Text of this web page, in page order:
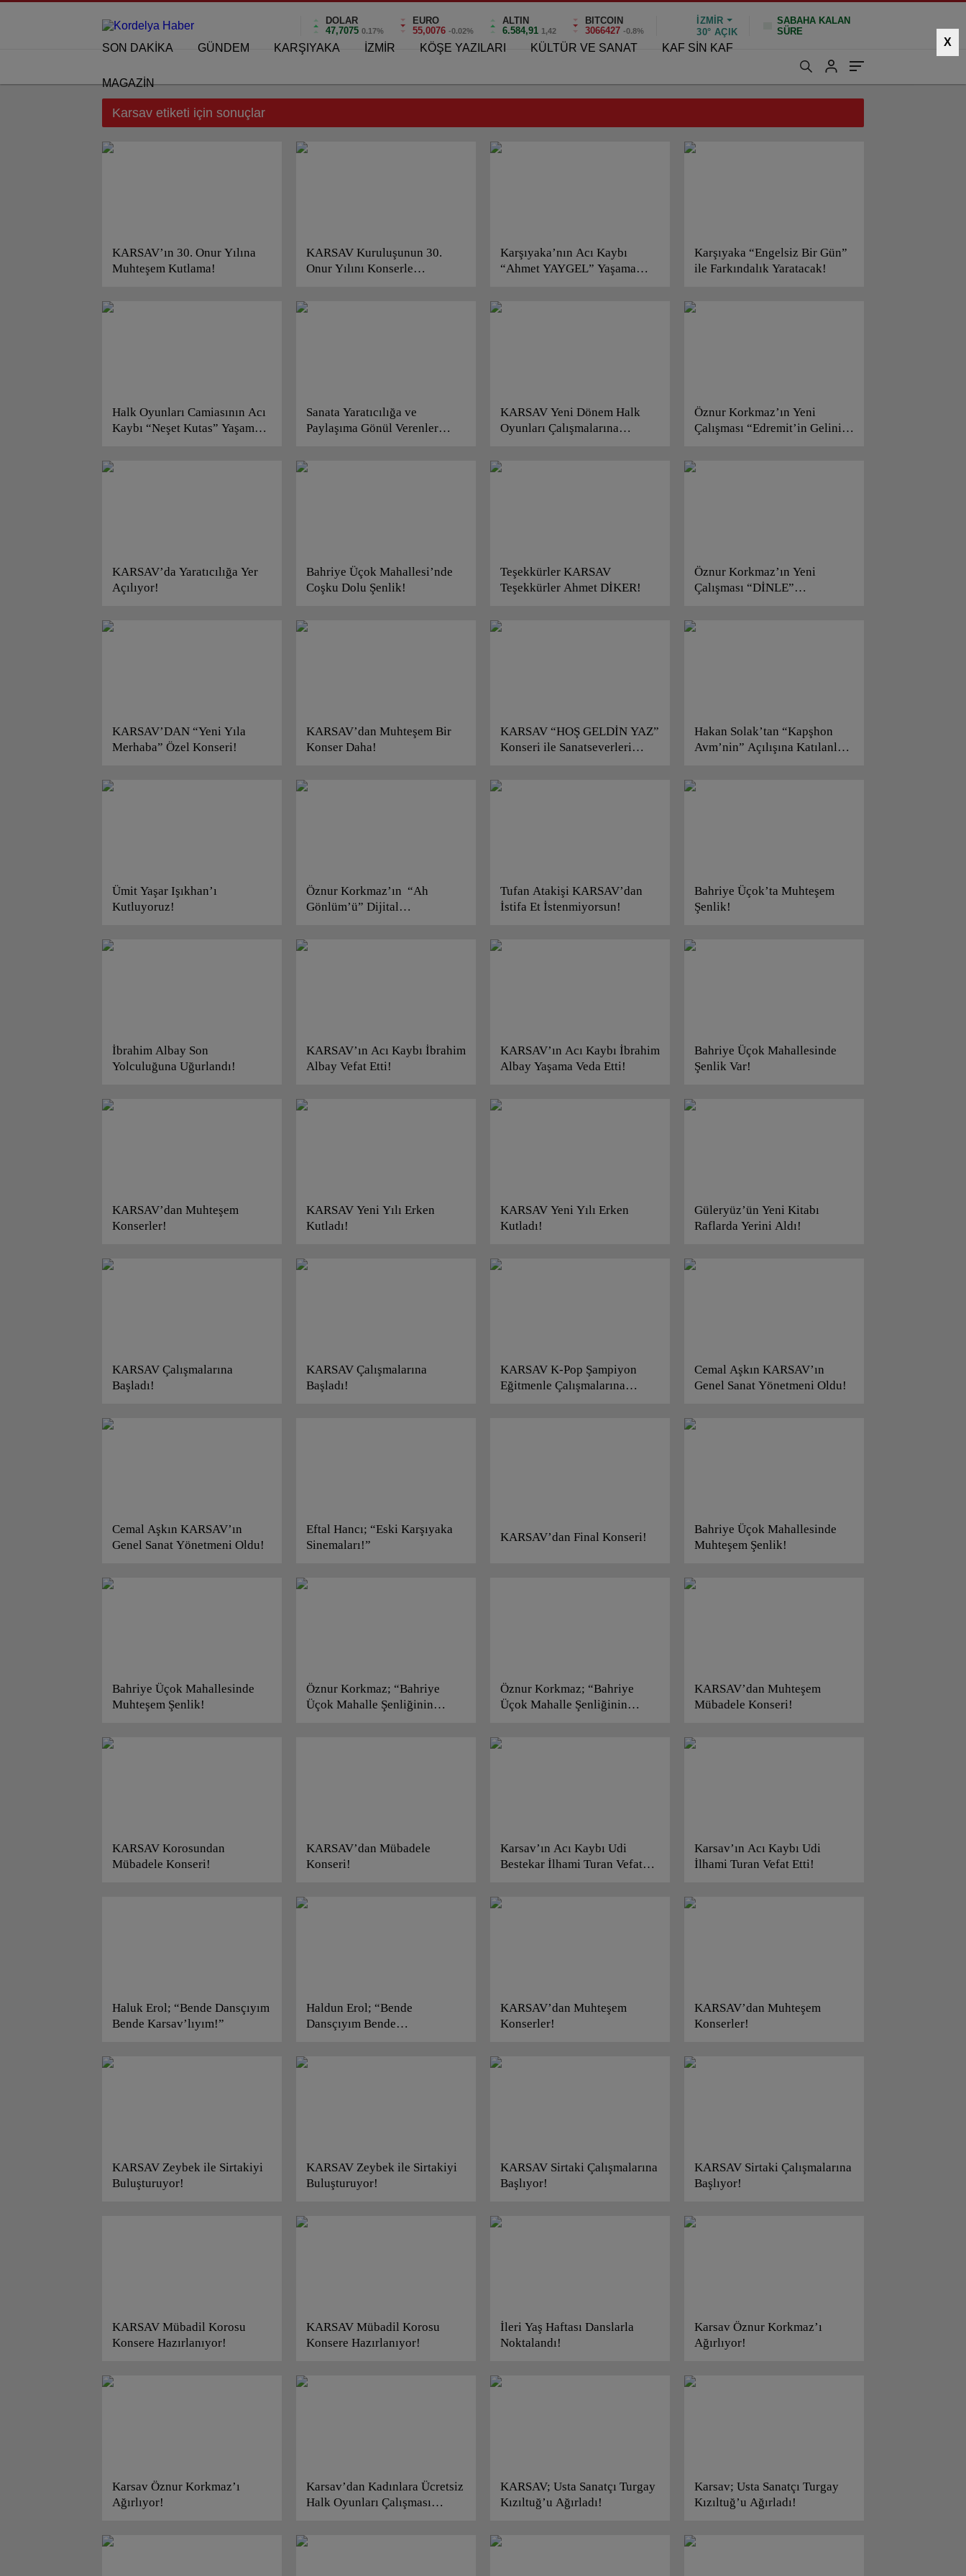
DOLAR
47,7075 0.17%
EURO
55,0076 -0.02%
ALTIN
6.584,91 1,42
BITCOIN
3066427 -0.8%
İZMIR
30° AÇIK
SABAHA KALAN
SÜRE
SON DAKİKA GÜNDEM KARŞIYAKA İZMİR KÖŞE YAZILARI KÜLTÜR VE SANAT KAF SİN KAF
MAGAZİN
X
Karsav etiketi için sonuçlar
KARSAV’ın 30. Onur Yılına
Muhteşem Kutlama!
KARSAV Kuruluşunun 30.
Onur Yılını Konserle
Karşıyaka’nın Acı Kaybı
“Ahmet YAYGEL” Yaşama
Karşıyaka “Engelsiz Bir Gün”
ile Farkındalık Yaratacak!
Halk Oyunları Camiasının Acı
Kaybı “Neşet Kutas” Yaşama
Sanata Yaratıcılığa ve
Paylaşıma Gönül Verenler
KARSAV Yeni Dönem Halk
Oyunları Çalışmalarına
Öznur Korkmaz’ın Yeni
Çalışması “Edremit’in Gelini”
KARSAV’da Yaratıcılığa Yer
Açılıyor!
Bahriye Üçok Mahallesi’nde
Coşku Dolu Şenlik!
Teşekkürler KARSAV
Teşekkürler Ahmet DİKER!
Öznur Korkmaz’ın Yeni
Çalışması “DİNLE”
KARSAV’DAN “Yeni Yıla
Merhaba” Özel Konseri!
KARSAV’dan Muhteşem Bir
Konser Daha!
KARSAV “HOŞ GELDİN YAZ”
Konseri ile Sanatseverleri
Hakan Solak’tan “Kapşhon
Avm’nin” Açılışına Katılanlara
Ümit Yaşar Işıkhan’ı
Kutluyoruz!
Öznur Korkmaz’ın “Ah
Gönlüm’ü” Dijital
Başladı!
Tufan Atakişi KARSAV’dan
İstifa Et İstenmiyorsun!
Bahriye Üçok’ta Muhteşem
Şenlik!
İbrahim Albay Son
Yolculuğuna Uğurlandı!
KARSAV’ın Acı Kaybı İbrahim
Albay Vefat Etti!
KARSAV’ın Acı Kaybı İbrahim
Albay Yaşama Veda Etti!
Bahriye Üçok Mahallesinde
Şenlik Var!
KARSAV’dan Muhteşem
Konserler!
KARSAV Yeni Yılı Erken
Kutladı!
KARSAV Yeni Yılı Erken
Kutladı!
Güleryüz’ün Yeni Kitabı
Raflarda Yerini Aldı!
KARSAV Çalışmalarına
Başladı!
KARSAV Çalışmalarına
Başladı!
KARSAV K-Pop Şampiyon
Eğitmenle Çalışmalarına
Cemal Aşkın KARSAV’ın
Genel Sanat Yönetmeni Oldu!
Cemal Aşkın KARSAV’ın
Genel Sanat Yönetmeni Oldu!
Eftal Hancı; “Eski Karşıyaka
Sinemaları!”
KARSAV’dan Final Konseri!
Bahriye Üçok Mahallesinde
Muhteşem Şenlik!
Bahriye Üçok Mahallesinde
Muhteşem Şenlik!
Öznur Korkmaz; “Bahriye
Üçok Mahalle Şenliğinin
Öznur Korkmaz; “Bahriye
Üçok Mahalle Şenliğinin
KARSAV’dan Muhteşem
Mübadele Konseri!
KARSAV Korosundan
Mübadele Konseri!
KARSAV’dan Mübadele
Konseri!
Karsav’ın Acı Kaybı Udi
Bestekar İlhami Turan Vefat
Karsav’ın Acı Kaybı Udi
İlhami Turan Vefat Etti!
Haluk Erol; “Bende Dansçıyım
Bende Karsav’lıyım!”
Haldun Erol; “Bende
Dansçıyım Bende
KARSAV’dan Muhteşem
Konserler!
KARSAV’dan Muhteşem
Konserler!
KARSAV Zeybek ile Sirtakiyi
Buluşturuyor!
KARSAV Zeybek ile Sirtakiyi
Buluşturuyor!
KARSAV Sirtaki Çalışmalarına
Başlıyor!
KARSAV Sirtaki Çalışmalarına
Başlıyor!
KARSAV Mübadil Korosu
Konsere Hazırlanıyor!
KARSAV Mübadil Korosu
Konsere Hazırlanıyor!
İleri Yaş Haftası Danslarla
Noktalandı!
Karsav Öznur Korkmaz’ı
Ağırlıyor!
Karsav Öznur Korkmaz’ı
Ağırlıyor!
Karsav’dan Kadınlara Ücretsiz
Halk Oyunları Çalışması
KARSAV; Usta Sanatçı Turgay
Kızıltuğ’u Ağırladı!
Karsav; Usta Sanatçı Turgay
Kızıltuğ’u Ağırladı!